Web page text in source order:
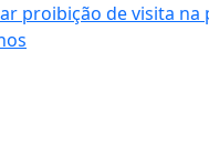
proibição de visita